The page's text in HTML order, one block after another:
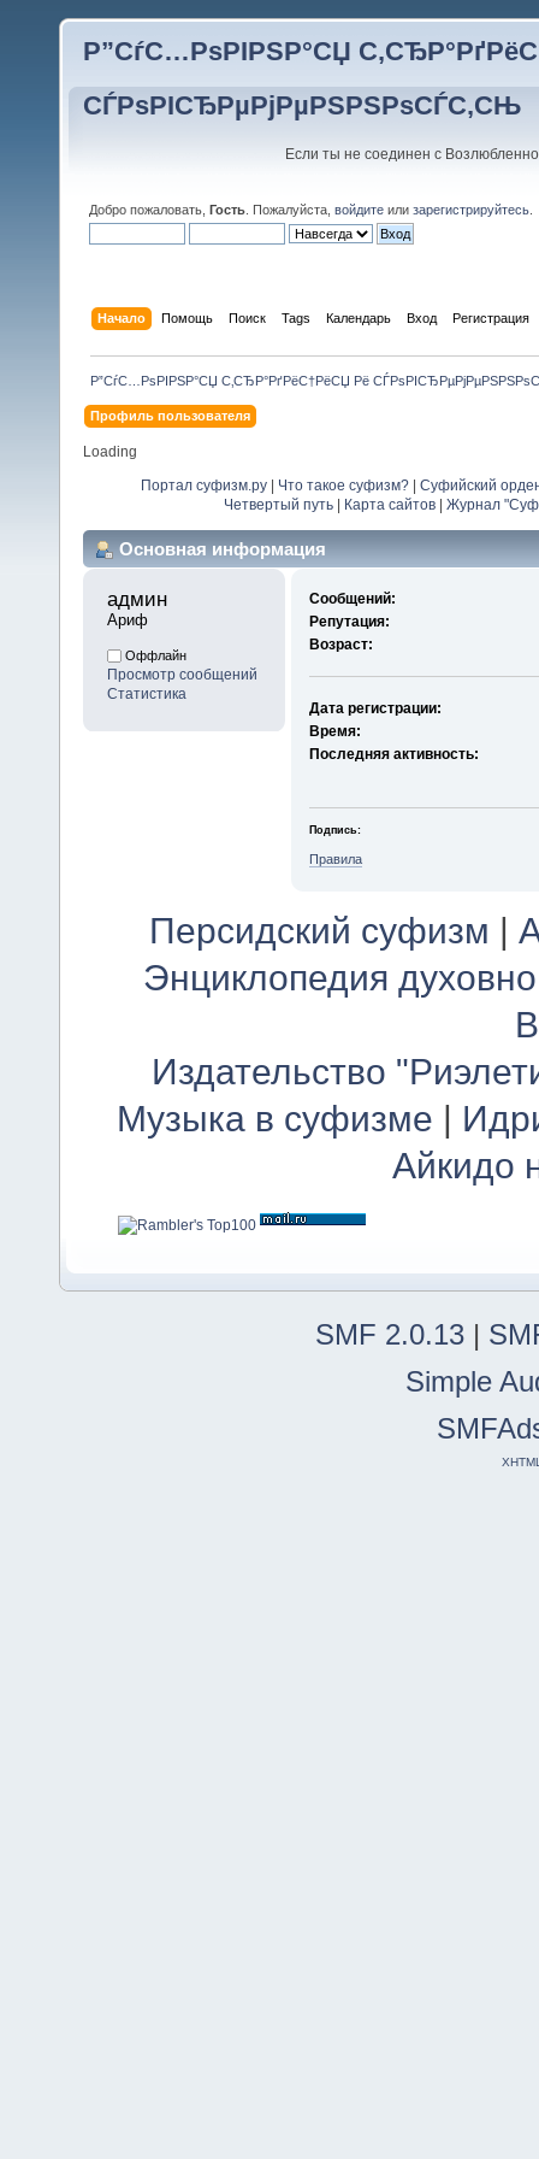
Р”СѓС…РѕРІРЅР°СЏ
СЃРѕРІСЂРµРјРµРЅРЅРѕСЃС‚СЊ
Если ты не соединен с
Добро пожаловать, Гость . Пожалуйста, войдите или зарегистрируйтесь
Начало Помощь Поиск Tags Календарь Вход Регистрация
Р”СѓС…РѕРІРЅР°СЏ С‚СЂР°РґРёС†РёСЏ Рё
Профиль пользователя
Loading
Портал суфизм.ру Что такое суфизм?
Суфийский
Четвертый путь| Карта сайтов| Журнал
Основная информация
админ
Ариф
Оффлайн
Просмотр сообщений
Статистика
Сообщений:
Репутация:
Возраст:
Дата регистрации:
Время:
Последняя активность:
Подпись:
Правила
Персидский суфизм |
Энциклопедия
Издательство
Музыка в суфизме |
Айкидо
SMF 2.0.13 |
Simple